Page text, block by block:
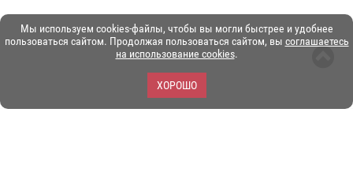
Мы используем cookies-файлы, чтобы вы могли быстрее и удобнее
пользоваться сайтом. Продолжая пользоваться сайтом, вы соглашаетесь
на использование cookies.
ХОРОШО